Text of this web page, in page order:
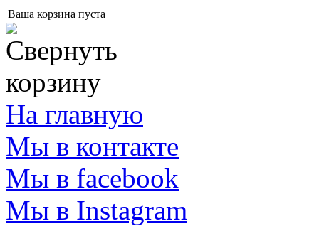
Ваша корзина пуста
На главную
Мы в контакте
Мы в facebook
Мы в Instagram